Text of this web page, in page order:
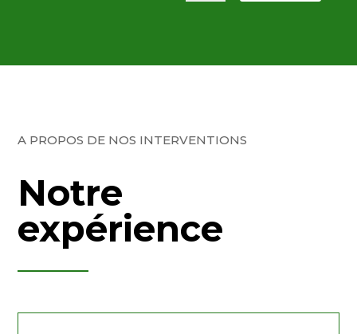
A PROPOS DE NOS INTERVENTIONS
Notre
expérience